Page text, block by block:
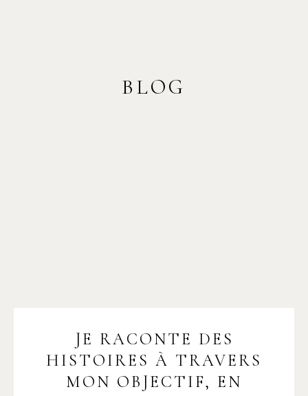
BLOG
JE RACONTE DES
HISTOIRES À TRAVERS
MON OBJECTIF, EN